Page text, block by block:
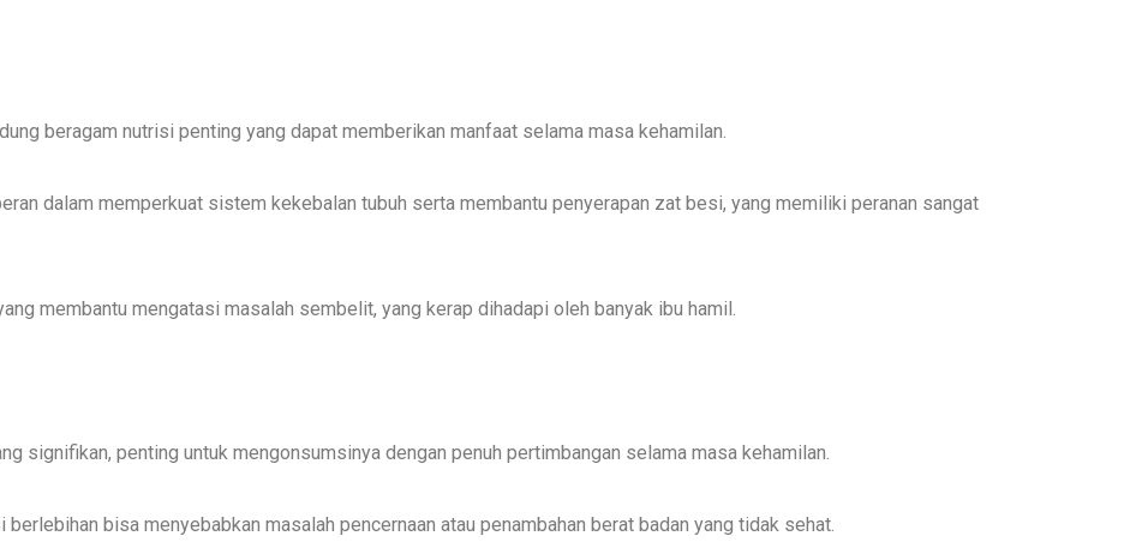
beragam nutrisi penting yang dapat memberikan manfaat selama masa kehamilan.
dalam memperkuat sistem kekebalan tubuh serta membantu penyerapan zat besi, yang memiliki peranan sangat
membantu mengatasi masalah sembelit, yang kerap dihadapi oleh banyak ibu hamil.
signifikan, penting untuk mengonsumsinya dengan penuh pertimbangan selama masa kehamilan.
bisa menyebabkan masalah pencernaan atau penambahan berat badan yang tidak sehat.